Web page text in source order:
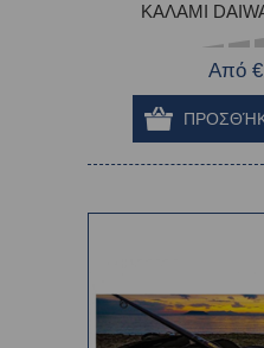
ΚΑΛΑΜΙ
Από